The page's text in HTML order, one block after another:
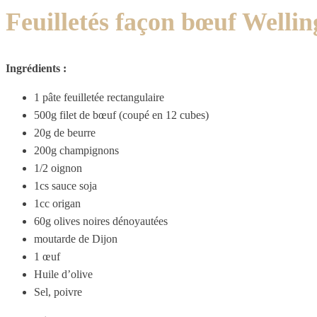
Feuilletés façon bœuf
Ingrédients :
1 pâte feuilletée rectangulaire
500g filet de bœuf (coupé en 12 cubes)
20g de beurre
200g champignons
1/2 oignon
1cs sauce soja
1cc origan
60g olives noires dénoyautées
moutarde de Dijon
1 œuf
Huile d’olive
Sel, poivre